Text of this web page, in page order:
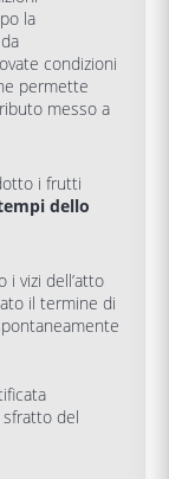
la
condizioni
permette
messo a
i frutti
dello
vizi dell’atto
il termine di
sfratto del